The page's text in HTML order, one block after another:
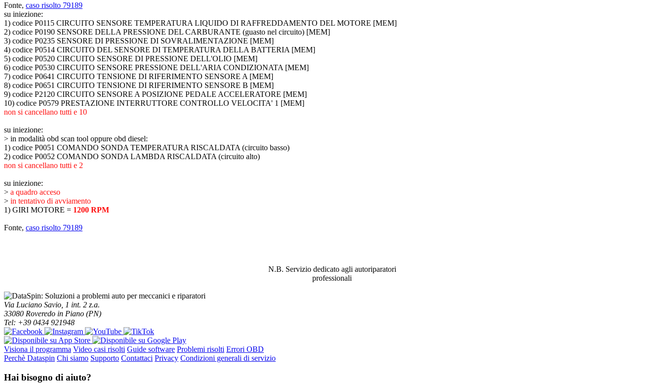
Fonte, caso risolto 79189
su iniezione:
1) codice P0115 CIRCUITO SENSORE TEMPERATURA LIQUIDO DI RAFFREDDAMENTO DEL MOTORE [MEM]
2) codice P0190 SENSORE DELLA PRESSIONE DEL CARBURANTE (guasto nel circuito) [MEM]
3) codice P0235 SENSORE DI PRESSIONE DI SOVRALIMENTAZIONE [MEM]
4) codice P0514 CIRCUITO DEL SENSORE DI TEMPERATURA DELLA BATTERIA [MEM]
5) codice P0520 CIRCUITO SENSORE DI PRESSIONE DELL'OLIO [MEM]
6) codice P0530 CIRCUITO SENSORE PRESSIONE DELL'ARIA CONDIZIONATA [MEM]
7) codice P0641 CIRCUITO TENSIONE DI RIFERIMENTO SENSORE A [MEM]
8) codice P0651 CIRCUITO TENSIONE DI RIFERIMENTO SENSORE B [MEM]
9) codice P2120 CIRCUITO SENSORE A POSIZIONE PEDALE ACCELERATORE [MEM]
10) codice P0579 PRESTAZIONE INTERRUTTORE CONTROLLO VELOCITA' 1 [MEM]
non si cancellano tutti e 10
su iniezione:
> in modalità obd scan tool oppure obd diesel:
1) codice P0051 COMANDO SONDA TEMPERATURA RISCALDATA (circuito basso)
2) codice P0052 COMANDO SONDA LAMBDA RISCALDATA (circuito alto)
non si cancellano tutti e 2
su iniezione:
> a quadro acceso
> in tentativo di avviamento
1) GIRI MOTORE = 1200 RPM
Fonte, caso risolto 79189
N.B. Servizio dedicato agli autoriparatori
professionali
Via Luciano Savio, 1 int. 2 z.a.
33080 Roveredo in Piano (PN)
Tel: +39 0434 921948
Visiona il programma Video casi risolti Guide software Problemi risolti Errori OBD
Perchè Dataspin Chi siamo Supporto Contattaci Privacy Condizioni generali di servizio
Hai bisogno di aiuto?